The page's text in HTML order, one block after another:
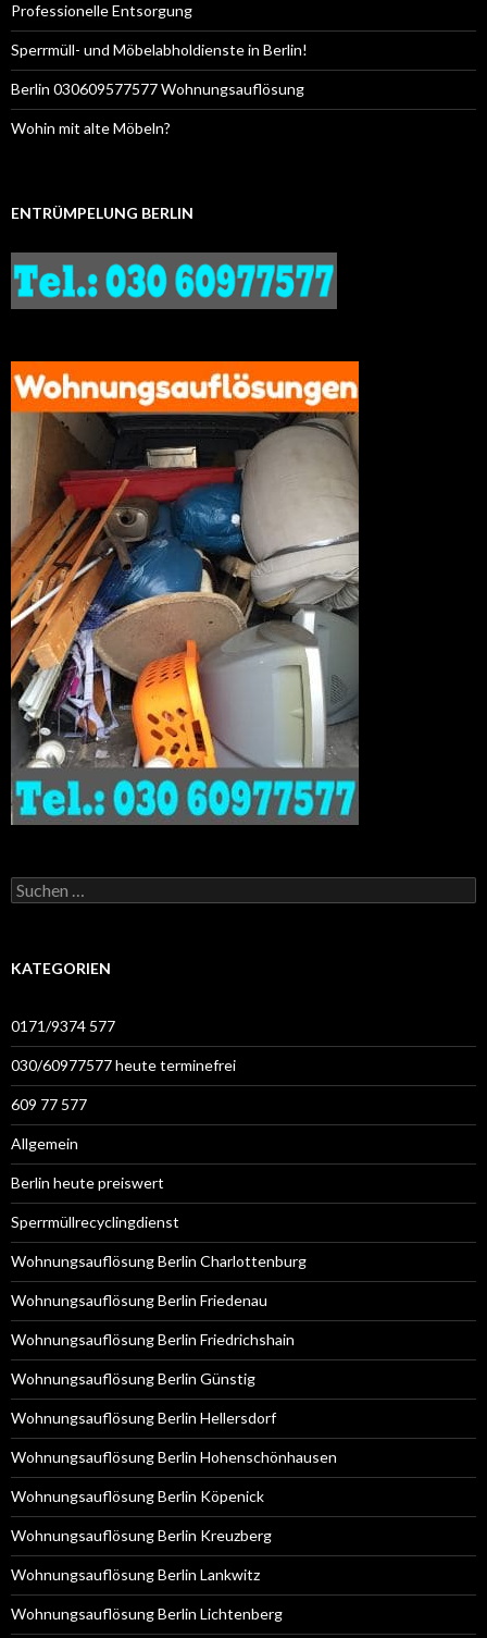
Professionelle Entsorgung
Sperrmüll- und Möbelabholdienste in Berlin!
Berlin 030609577577 Wohnungsauflösung
Wohin mit alte Möbeln?
ENTRÜMPELUNG BERLIN
Suchen
nach:
KATEGORIEN
0171/9374 577
030/60977577 heute terminefrei
609 77 577
Allgemein
Berlin heute preiswert
Sperrmüllrecyclingdienst
Wohnungsauflösung Berlin Charlottenburg
Wohnungsauflösung Berlin Friedenau
Wohnungsauflösung Berlin Friedrichshain
Wohnungsauflösung Berlin Günstig
Wohnungsauflösung Berlin Hellersdorf
Wohnungsauflösung Berlin Hohenschönhausen
Wohnungsauflösung Berlin Köpenick
Wohnungsauflösung Berlin Kreuzberg
Wohnungsauflösung Berlin Lankwitz
Wohnungsauflösung Berlin Lichtenberg